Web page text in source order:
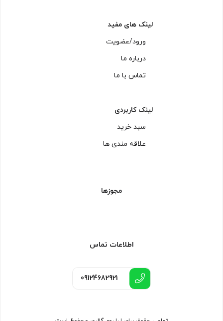
لینک های مفید
ورود/عضویت
درباره ما
تماس با ما
لینک کاربردی
سبد خرید
علاقه مندی ها
مجوزها
اطلاعات تماس
09124682921